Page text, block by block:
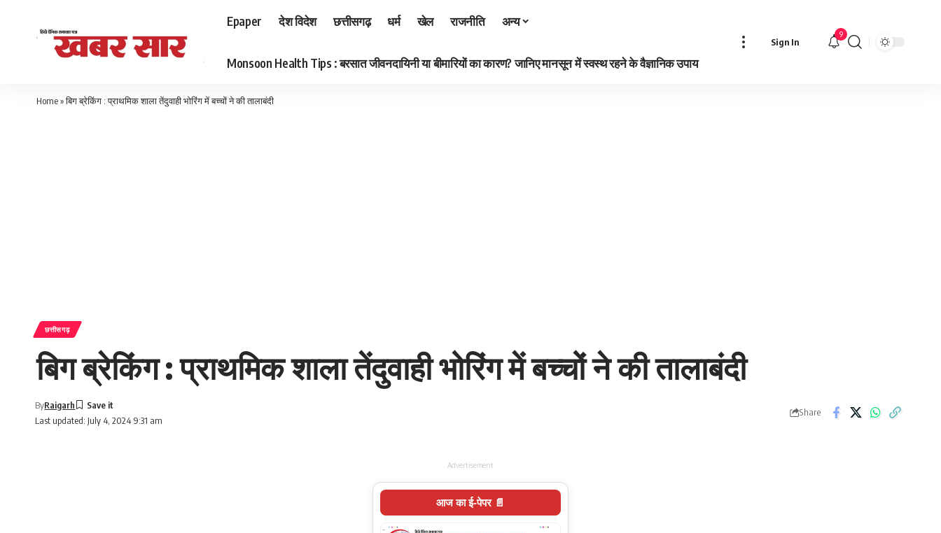
Epaper देश विदेश छत्तीसगढ़ धर्म खेल राजनीति अन्य
Monsoon Health Tips : बरसात जीवनदायिनी या बीमारियों का कारण? जानिए मानसून में स्वस्थ रहने के वैज्ञानिक उपाय
Sign In
9
Home»बिग ब्रेकिंग : प्राथमिक शाला तेंदुवाही भोरिंग में बच्चों ने की तालाबंदी
छत्तीसगढ़
बिग ब्रेकिंग : प्राथमिक शाला तेंदुवाही भोरिंग में बच्चों ने की तालाबंदी
Last updated: July 4, 2024 9:31 am
ByRaigarh
Share
Advertisement
आज का ई-पेपर 📄